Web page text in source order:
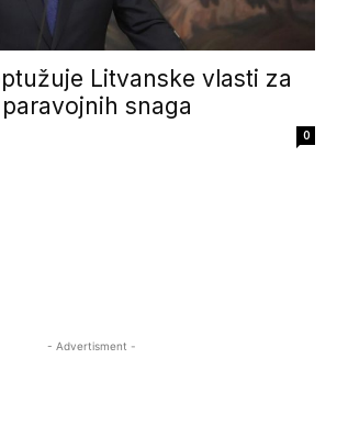
Litvanske vlasti za
snaga
0
- Advertisment -